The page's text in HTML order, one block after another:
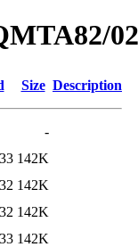
Size Description
-
142K
142K
142K
142K